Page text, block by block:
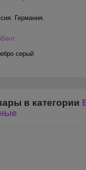
Германия.
серый
в категории